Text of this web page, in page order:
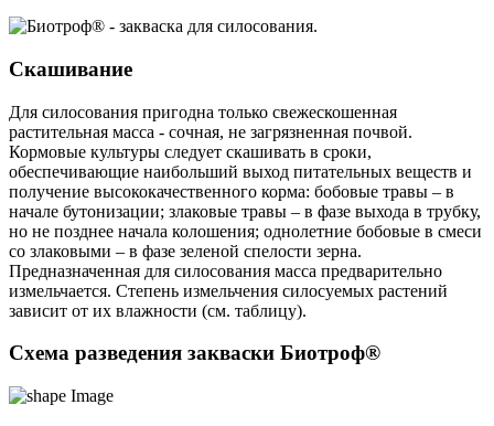
Скашивание
Для силосования пригодна только свежескошенная
растительная масса - сочная, не загрязненная почвой.
Кормовые культуры следует скашивать в сроки,
обеспечивающие наибольший выход питательных веществ и
получение высококачественного корма: бобовые травы – в
начале бутонизации; злаковые травы – в фазе выхода в трубку,
но не позднее начала колошения; однолетние бобовые в смеси
со злаковыми – в фазе зеленой спелости зерна.
Предназначенная для силосования масса предварительно
измельчается. Степень измельчения силосуемых растений
зависит от их влажности (см. таблицу).
Схема разведения закваски Биотроф®